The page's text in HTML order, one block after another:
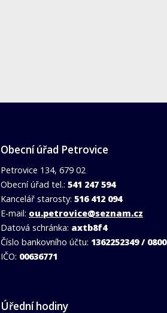
Obecní úřad Petrovice
Petrovice 134, 679 02
Obecní úřad tel.: 541 247 594
Kancelář starosty: 516 412 094
E-mail: ou.petrovice@seznam.cz
Datová schránka: axtb8f4
Číslo bankovního účtu: 1362252349 / 0800
IČO: 00636771
Úřední hodiny